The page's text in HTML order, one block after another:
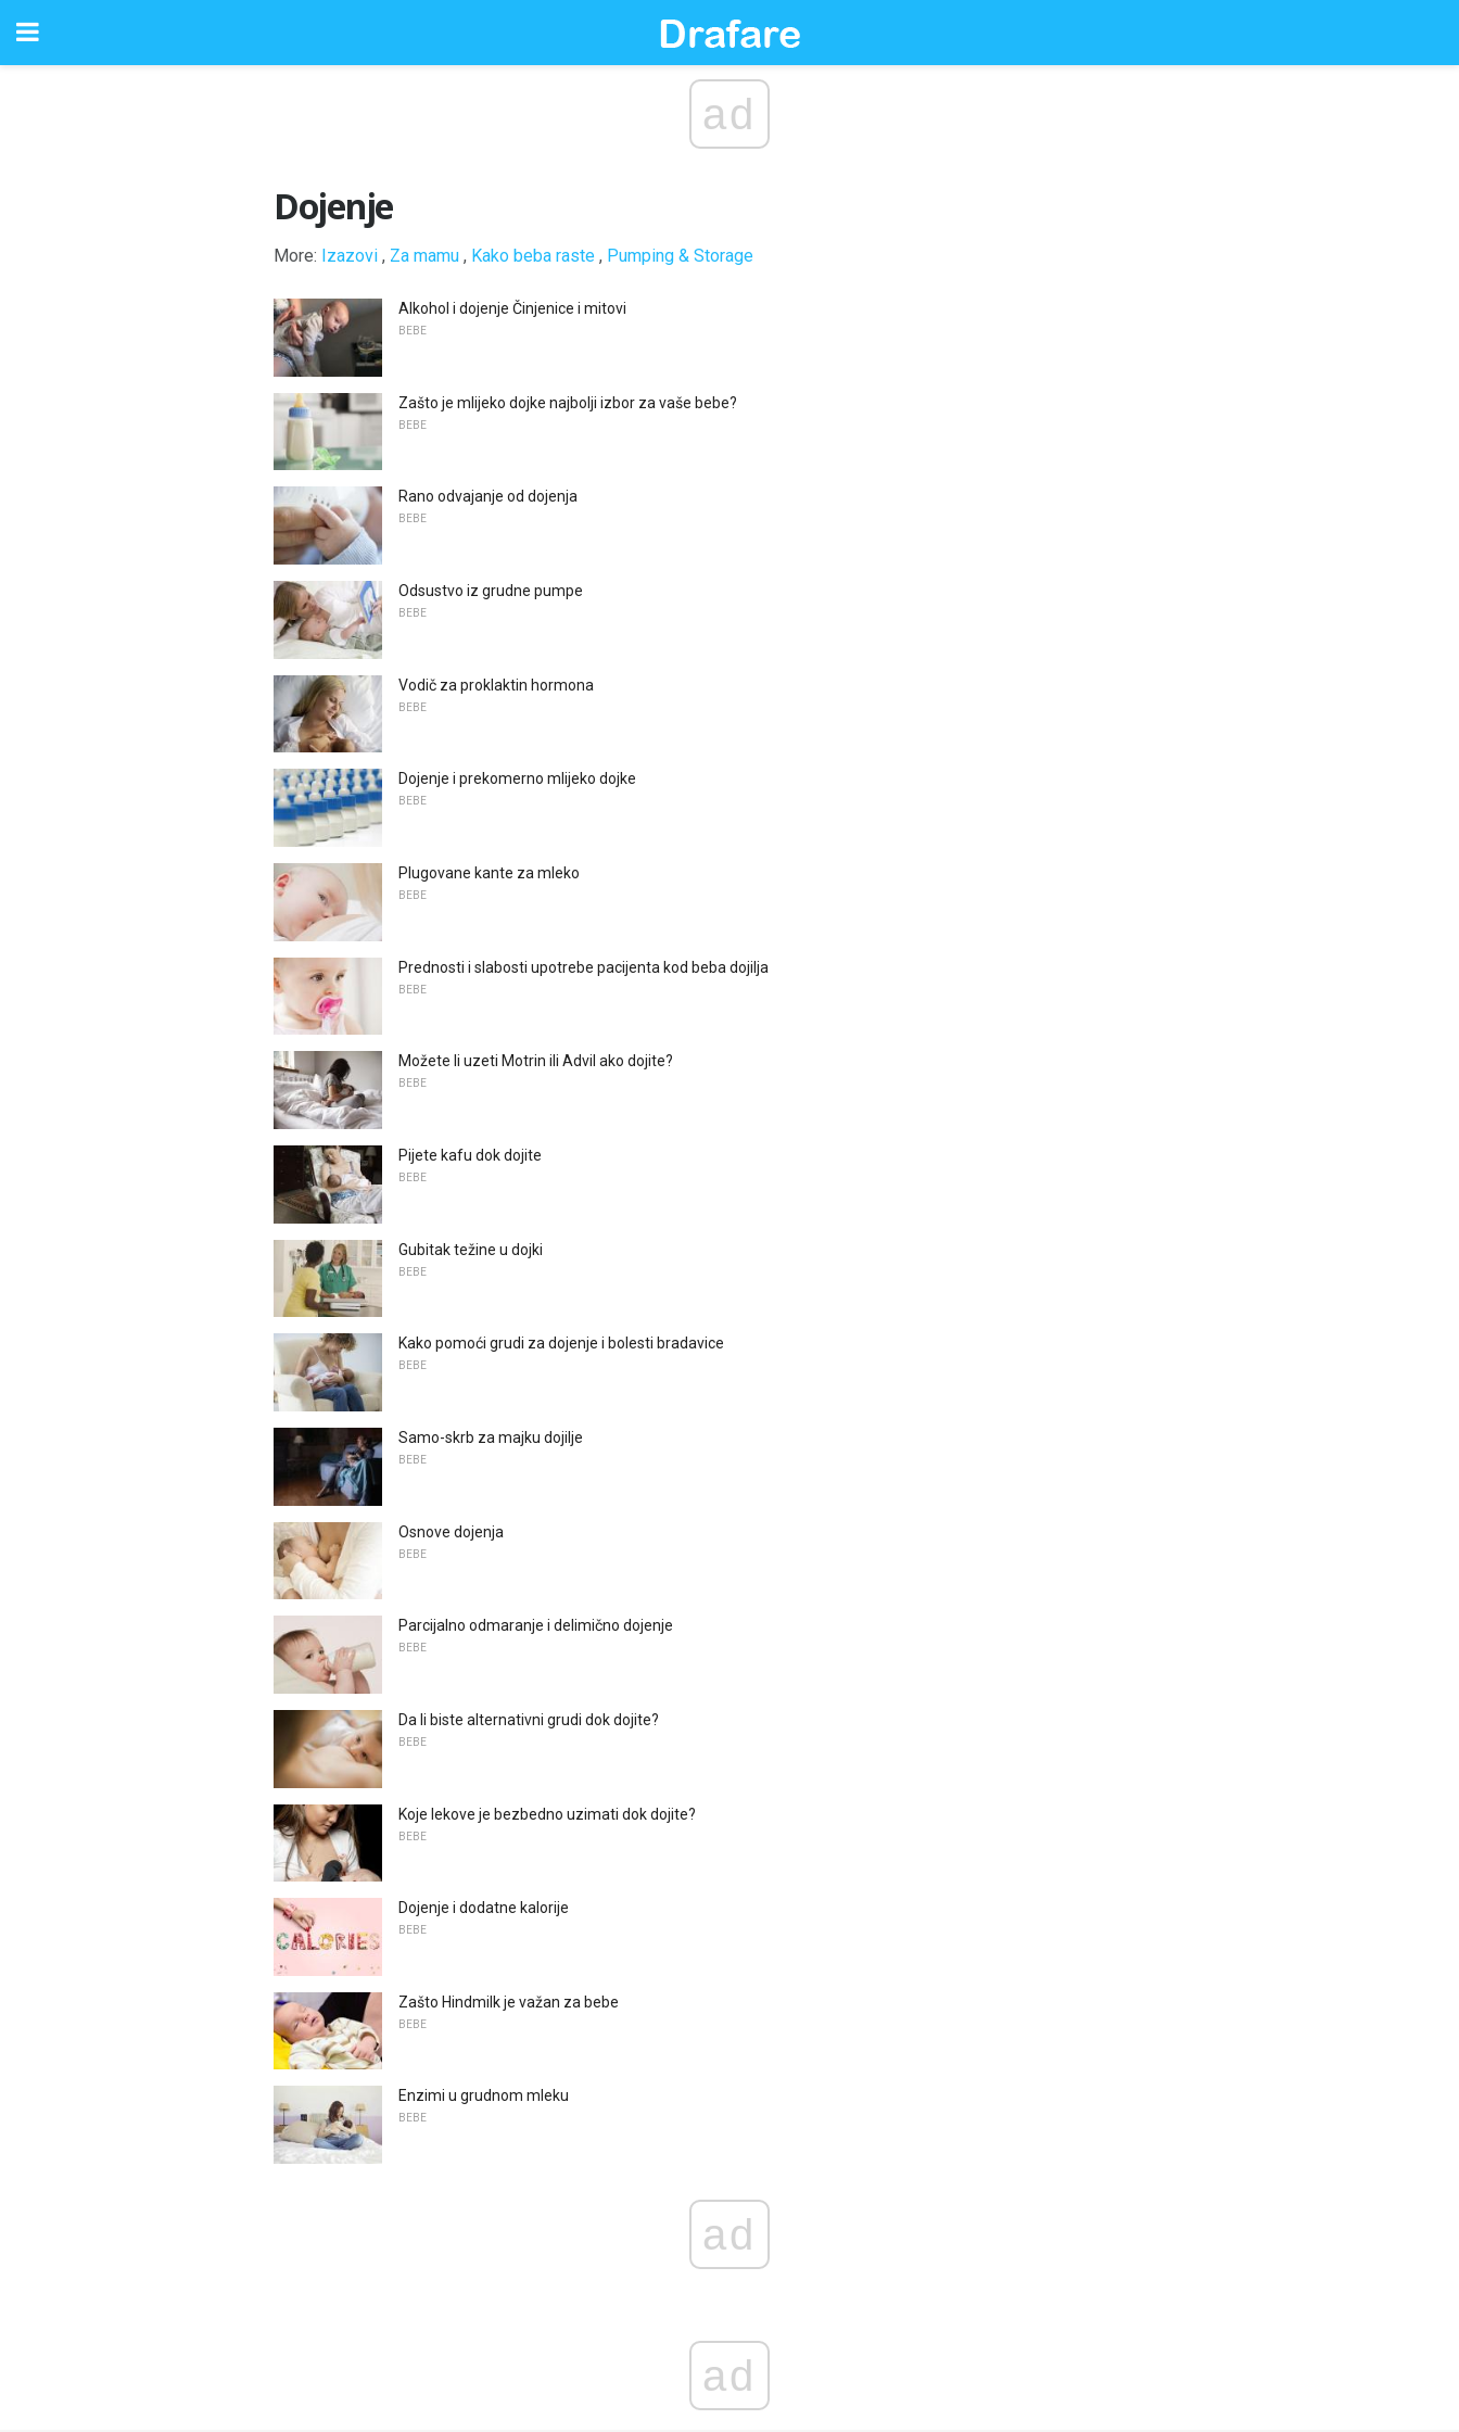
ad
Dojenje
More: Izazovi , Za mamu , Kako beba raste , Pumping & Storage
Alkohol i dojenje Činjenice i mitovi
BEBE
Zašto je mlijeko dojke najbolji izbor za vaše bebe?
BEBE
Rano odvajanje od dojenja
BEBE
Odsustvo iz grudne pumpe
BEBE
Vodič za proklaktin hormona
BEBE
Dojenje i prekomerno mlijeko dojke
BEBE
Plugovane kante za mleko
BEBE
Prednosti i slabosti upotrebe pacijenta kod beba dojilja
BEBE
Možete li uzeti Motrin ili Advil ako dojite?
BEBE
Pijete kafu dok dojite
BEBE
Gubitak težine u dojki
BEBE
Kako pomoći grudi za dojenje i bolesti bradavice
BEBE
Samo-skrb za majku dojilje
BEBE
Osnove dojenja
BEBE
Parcijalno odmaranje i delimično dojenje
BEBE
Da li biste alternativni grudi dok dojite?
BEBE
Koje lekove je bezbedno uzimati dok dojite?
BEBE
Dojenje i dodatne kalorije
BEBE
Zašto Hindmilk je važan za bebe
BEBE
Enzimi u grudnom mleku
BEBE
ad
ad